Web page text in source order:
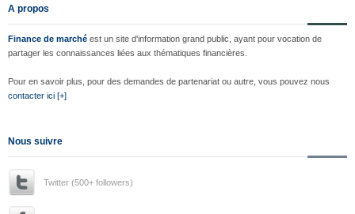
A propos
Finance de marché est un site d'information grand public, ayant pour vocation de
partager les connaissances liées aux thématiques financières.
Pour en savoir plus, pour des demandes de partenariat ou autre, vous pouvez nous
contacter ici [+]
Nous suivre
Twitter (500+ followers)